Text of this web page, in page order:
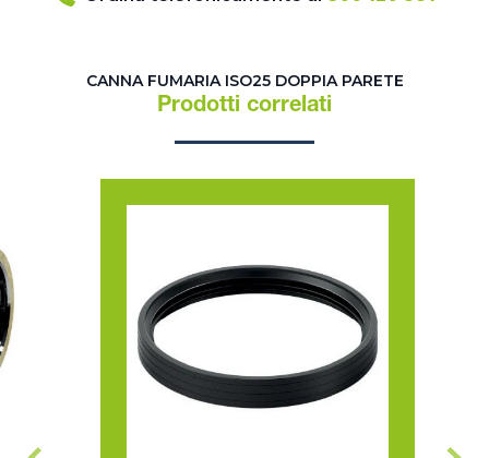
CANNA FUMARIA ISO25 DOPPIA PARETE
Prodotti correlati